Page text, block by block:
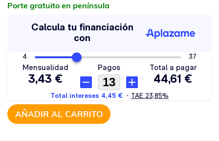
Porte gratuito en península
AÑADIR AL CARRITO